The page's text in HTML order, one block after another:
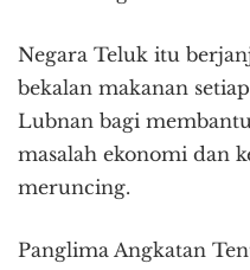
Negara Teluk itu
bekalan makanan
Lubnan bagi
masalah ekonomi dan
meruncing.
Panglima Angkatan